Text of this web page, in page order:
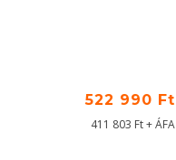
522 990 Ft
411 803 Ft + ÁFA